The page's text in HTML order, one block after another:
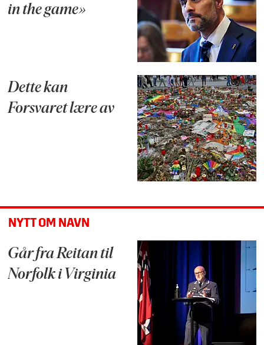
in the game»
Dette kan
Forsvaret lære av
NYTT OM NAVN
Går fra Reitan til
Norfolk i Virginia